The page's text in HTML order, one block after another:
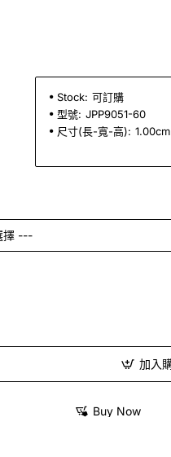
Stock: 可訂購
型號: JPP9051-60
尺寸(長-寬-高):
加入
Buy Now